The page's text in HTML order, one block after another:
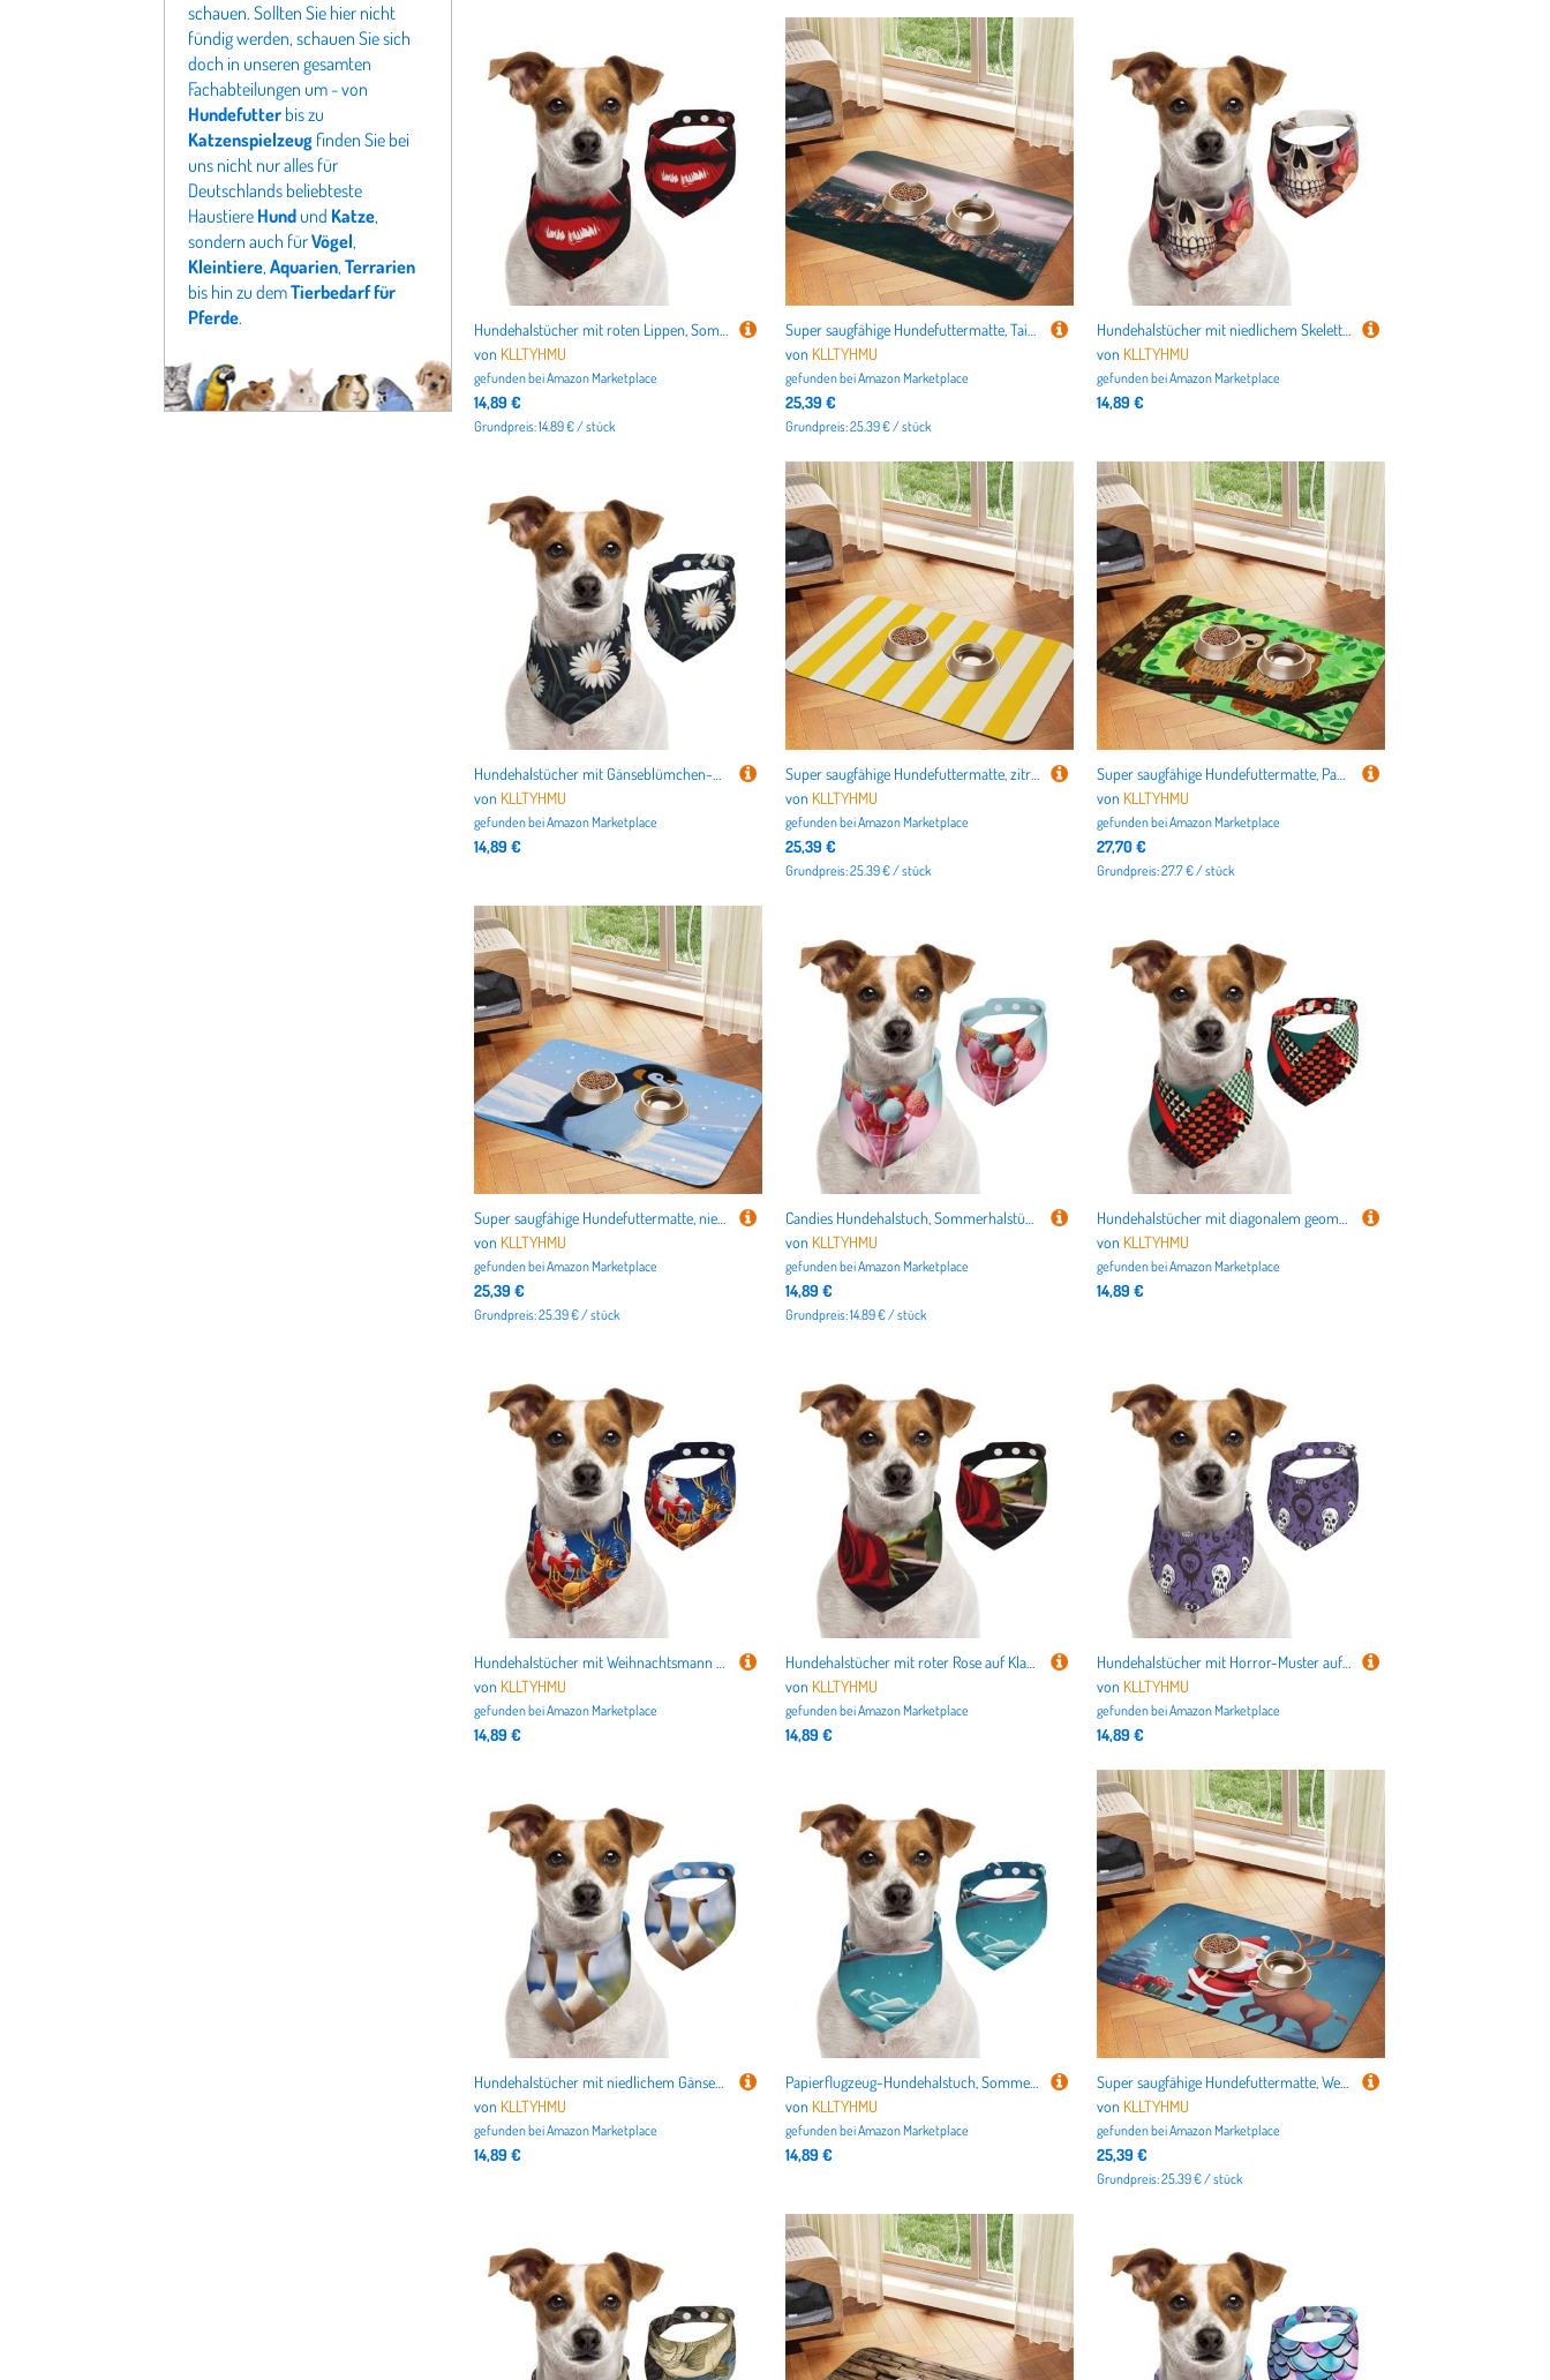
schauen. Sollten Sie hier nicht
fündig werden, schauen Sie sich
doch in unseren gesamten
Fachabteilungen um - von
Hundefutter bis zu
Katzenspielzeug finden Sie bei
uns nicht nur alles für
Deutschlands beliebteste
Haustiere Hund und Katze,
sondern auch fürVögel,
Kleintiere, Aquarien, Terrarien
bis hin zu demTierbedarf für
Pferde.
Hundehalstücher mit roten Lippen, Sommerhalstücher für Hunde, waschbar, verstellbar, Dreieckstuch für mittelgroße und große Hunde, Welpen und Katzen, Größe L
von KLLTYHMU
gefunden beiAmazon Marketplace
14,89 €
Grundpreis: 14.89 € / stück
Super saugfähige Hundefuttermatte, Taipeh-Landschaft, Haustier-Futtermatte für Futter- und Wassernäpfe, rutschfest, wasserdicht, Platzierungspad für Böden, schnell trocknende Wasserspendermatte für
von KLLTYHMU
gefunden beiAmazon Marketplace
25,39 €
Grundpreis: 25.39 € / stück
Hundehalstücher mit niedlichem Skelett mit Blumen, Sommerhalstücher für Hunde, waschbar, verstellbar, Dreieckstuch für mittelgroße und große Hunde, Welpen und Katzen, Größe L
von KLLTYHMU
gefunden beiAmazon Marketplace
14,89 €
Hundehalstücher mit Gänseblümchen-Motiv, Sommerhalstücher für Hunde, waschbar, verstellbar, Dreieckstuch für mittelgroße und große Hunde, Welpen und Katzen, klein
von KLLTYHMU
gefunden beiAmazon Marketplace
14,89 €
Super saugfähige Hundefuttermatte, zitronengelbe Streifen, Haustier-Futtermatte für Futter- und Wassernäpfe, rutschfest, wasserdicht, Platzierungspad für Böden, schnell trocknende Wasserspendermatte
von KLLTYHMU
gefunden beiAmazon Marketplace
25,39 €
Grundpreis: 25.39 € / stück
Super saugfähige Hundefuttermatte, Paar, Eule, sitzender Baum, Drucke, Haustier-Futtermatte für Futter- und Wassernäpfe, rutschfest, wasserdicht, Platzierungspad für Böden, schnell trocknende
von KLLTYHMU
gefunden beiAmazon Marketplace
27,70 €
Grundpreis: 27.7 € / stück
Super saugfähige Hundefuttermatte, niedliche Vogelfuttermatte für Futter- und Wassernäpfe, rutschfest, wasserdicht, Platzierungspad für Böden, schnell trocknende Wasserspendermatte für Hunde, Welpen
von KLLTYHMU
gefunden beiAmazon Marketplace
25,39 €
Grundpreis: 25.39 € / stück
Candies Hundehalstuch, Sommerhalstücher für Hunde, waschbar, verstellbar, dreieckig, niedliches Haustier-Lätzchen für mittelgroße und große Hunde, Welpen und Katzen, klein
von KLLTYHMU
gefunden beiAmazon Marketplace
14,89 €
Grundpreis: 14.89 € / stück
Hundehalstücher mit diagonalem geometrischem Muster, Sommerhalstücher für Hunde, waschbar, verstellbar, dreieckig, niedlich, für mittelgroße und große Hunde, Welpen und Katzen, Größe M
von KLLTYHMU
gefunden beiAmazon Marketplace
14,89 €
Hundehalstücher mit Weihnachtsmann auf Schlitten, Sommerhalstücher für Hunde, waschbar, verstellbar, Dreieckstuch für mittelgroße und große Hunde, Welpen und Katzen, Größe L
von KLLTYHMU
gefunden beiAmazon Marketplace
14,89 €
Hundehalstücher mit roter Rose auf Klavier, Sommerhalstücher für Hunde, waschbar, verstellbar, Dreieckstuch für mittelgroße und große Hunde, Welpen und Katzen, Größe M
von KLLTYHMU
gefunden beiAmazon Marketplace
14,89 €
Hundehalstücher mit Horror-Muster auf violettem Hintergrund, Sommerhalstücher für Hunde, waschbar, verstellbar, dreieckig, niedliches Haustier-Lätzchen für mittelgroße und große Hunde, Welpen und
von KLLTYHMU
gefunden beiAmazon Marketplace
14,89 €
Hundehalstücher mit niedlichem Gänsemotiv, Sommerhalstücher für Hunde, waschbar, verstellbar, Dreieckstuch für mittelgroße und große Hunde, Welpen und Katzen, Größe M
von KLLTYHMU
gefunden beiAmazon Marketplace
14,89 €
Papierflugzeug-Hundehalstuch, Sommerhalstücher für Hunde, waschbar, verstellbar, dreieckig, niedlich, für mittelgroße und große Hunde, Welpen und Katzen, klein
von KLLTYHMU
gefunden beiAmazon Marketplace
14,89 €
Super saugfähige Hundefuttermatte, Weihnachtsmann und Rentier, Haustier-Futtermatte für Futter- und Wassernäpfe, rutschfest, wasserdicht, Platzierungspad für Böden, schnell trocknende
von KLLTYHMU
gefunden beiAmazon Marketplace
25,39 €
Grundpreis: 25.39 € / stück